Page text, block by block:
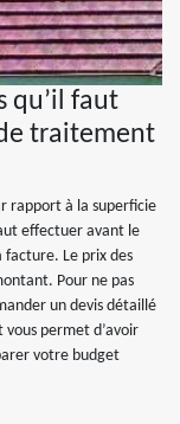
qu’il faut
traitement
rapport à la superficie
effectuer avant le
facture. Le prix des
Pour ne pas
un devis détaillé
permet d’avoir
votre budget